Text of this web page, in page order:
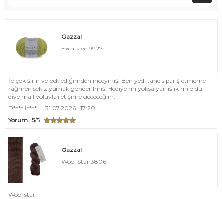
Gazzal
Exclusive 9927
İp çok şirin ve beklediğimden inceymiş. Ben yedi tane sipariş etmeme
rağmen sekiz yumak gönderilmiş. Hediye mi yoksa yanlışlık mı oldu
diye mail yoluyla iletişime geçeceğim.
D**** İ****
31.07.2026 | 17:20
Yorum 5/5
Gazzal
Wool Star 3806
Wool star